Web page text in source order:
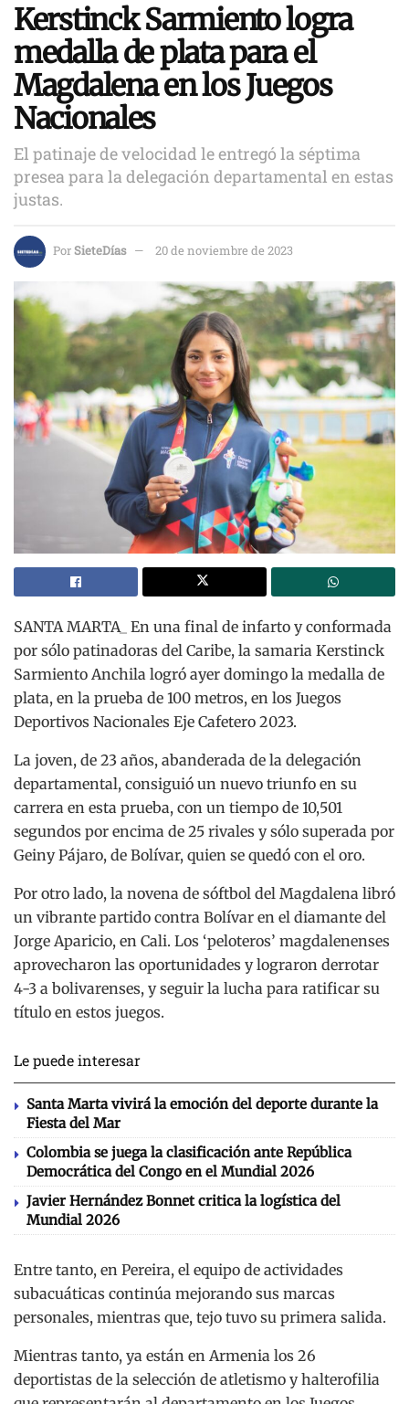
Kerstinck Sarmiento logra
medalla de plata para el
Magdalena en los Juegos
Nacionales
El patinaje de velocidad le entregó la séptima
presea para la delegación departamental en estas
justas.
PorSieteDías 20 de noviembre de 2023
SANTA MARTA_ En una final de infarto y conformada
por sólo patinadoras del Caribe, la samaria Kerstinck
Sarmiento Anchila logró ayer domingo la medalla de
plata, en la prueba de 100 metros, en los Juegos
Deportivos Nacionales Eje Cafetero 2023.
La joven, de 23 años, abanderada de la delegación
departamental, consiguió un nuevo triunfo en su
carrera en esta prueba, con un tiempo de 10,501
segundos por encima de 25 rivales y sólo superada por
Geiny Pájaro, de Bolívar, quien se quedó con el oro.
Por otro lado, la novena de sóftbol del Magdalena libró
un vibrante partido contra Bolívar en el diamante del
Jorge Aparicio, en Cali. Los ‘peloteros’ magdalenenses
aprovecharon las oportunidades y lograron derrotar
4-3 a bolivarenses, y seguir la lucha para ratificar su
título en estos juegos.
Le puede interesar
Santa Marta vivirá la emoción del deporte durante la
Fiesta del Mar
Colombia se juega la clasificación ante República
Democrática del Congo en el Mundial 2026
Javier Hernández Bonnet critica la logística del
Mundial 2026
Entre tanto, en Pereira, el equipo de actividades
subacuáticas continúa mejorando sus marcas
personales, mientras que, tejo tuvo su primera salida.
Mientras tanto, ya están en Armenia los 26
deportistas de la selección de atletismo y halterofilia